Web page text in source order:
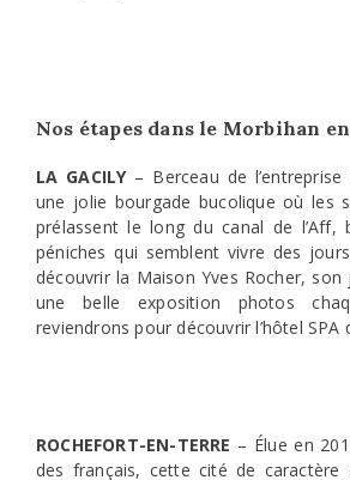
Nos étapes dans le Morbihan
LA GACILY – Berceau de l’entreprise
une jolie bourgade bucolique où les
prélassent le long du canal de l’Aff,
péniches qui semblent vivre des
découvrir la Maison Yves Rocher,
une belle exposition photos
reviendrons pour découvrir l’hôtel SPA
ROCHEFORT-EN-TERRE – Élue en
des français, cette cité de caractère